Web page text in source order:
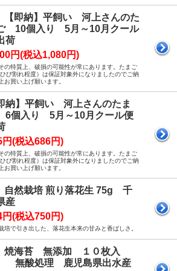
【即納】平飼い 河上さんのた
10個入り 5月～10月クール
荷
円(税込1,080円)
の特質上、破損の可能性が常にあります。たまご
び割れ程度）は保証対象外になりましたのでご納
お買い上げ願います。
納】平飼い 河上さんのたま
個入り 5月～10月クール便
円(税込686円)
の特質上、破損の可能性が常にあります。たまご
び割れ程度）は保証対象外になりましたのでご納
お買い上げ願います。
自然栽培 煎り落花生 75g 千
産
円(税込750円)
培で引き出した、落花生本来の甘みと香ばしさ。
焼海苔 無添加 １０枚入
無酸処理 鹿児島県出水産